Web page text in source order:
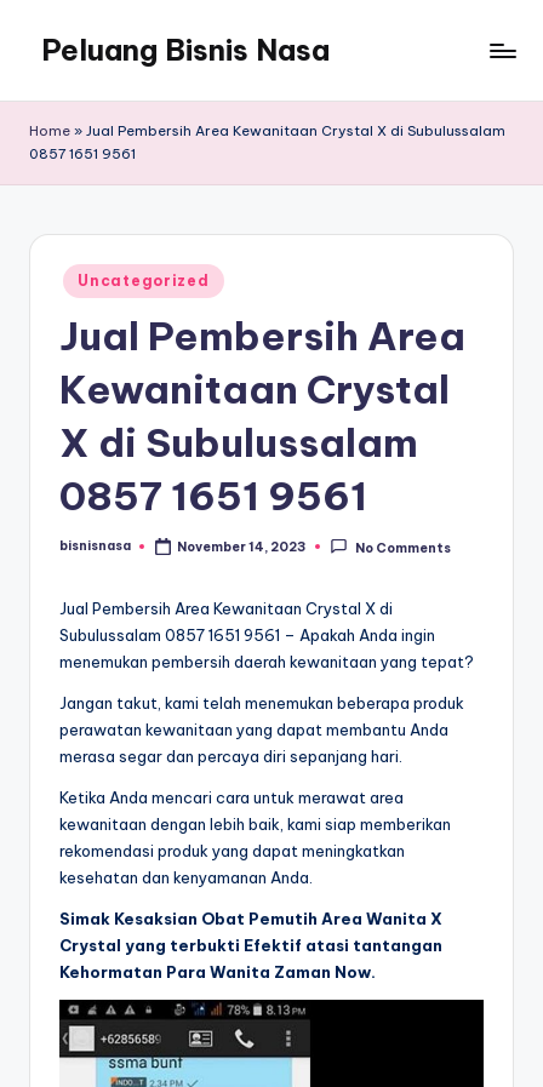
Peluang Bisnis Nasa
Home » Jual Pembersih Area Kewanitaan Crystal X di Subulussalam
0857 1651 9561
Posted
in
Uncategorized
Jual Pembersih Area
Kewanitaan Crystal
X di Subulussalam
0857 1651 9561
Posted
bisnisnasa November 14, 2023 No Comments
Jual Pembersih Area Kewanitaan Crystal X di
Subulussalam 0857 1651 9561 – Apakah Anda ingin
menemukan pembersih daerah kewanitaan yang tepat?
Jangan takut, kami telah menemukan beberapa produk
perawatan kewanitaan yang dapat membantu Anda
merasa segar dan percaya diri sepanjang hari.
Ketika Anda mencari cara untuk merawat area
kewanitaan dengan lebih baik, kami siap memberikan
rekomendasi produk yang dapat meningkatkan
kesehatan dan kenyamanan Anda.
Simak Kesaksian Obat Pemutih Area Wanita X
Crystal yang terbukti Efektif atasi tantangan
Kehormatan Para Wanita Zaman Now.